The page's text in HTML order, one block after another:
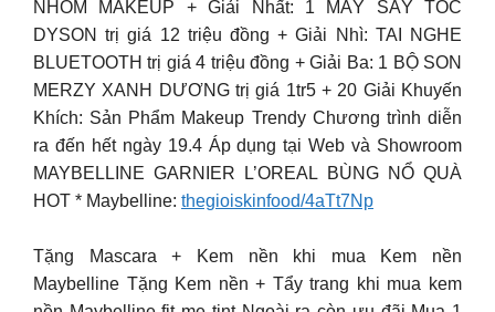
NHÓM MAKEUP + Giải Nhất: 1 MÁY SẤY TÓC
DYSON trị giá 12 triệu đồng + Giải Nhì: TAI NGHE
BLUETOOTH trị giá 4 triệu đồng + Giải Ba: 1 BỘ SON
MERZY XANH DƯƠNG trị giá 1tr5 + 20 Giải Khuyến
Khích: Sản Phẩm Makeup Trendy Chương trình diễn
ra đến hết ngày 19.4 Áp dụng tại Web và Showroom
MAYBELLINE GARNIER L’OREAL BÙNG NỔ QUÀ
HOT * Maybelline: thegioiskinfood/4aTt7Np
Tặng Mascara + Kem nền khi mua Kem nền
Maybelline Tặng Kem nền + Tẩy trang khi mua kem